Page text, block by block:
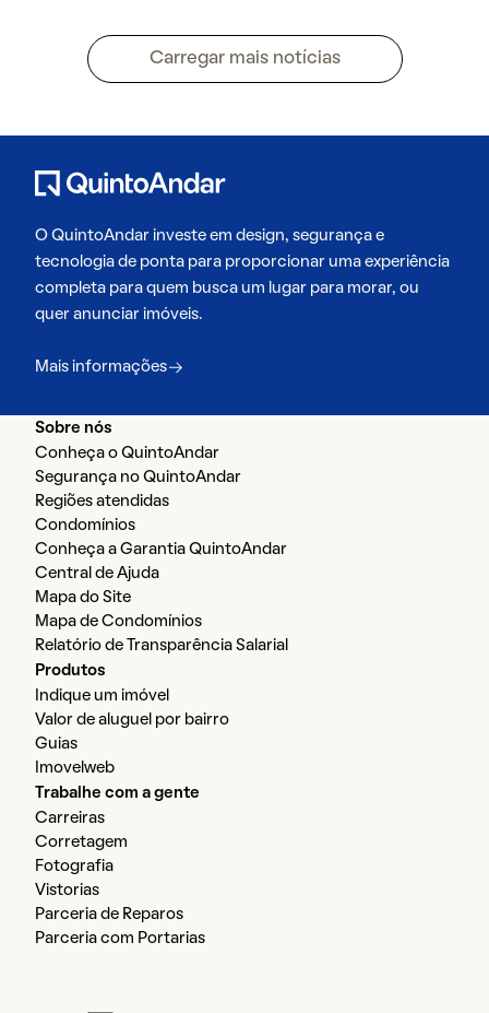
Carregar mais notícias
Sobre nós
Conheça o QuintoAndar
Segurança no QuintoAndar
Regiões atendidas
Condomínios
Conheça a Garantia QuintoAndar
Central de Ajuda
Mapa do Site
Mapa de Condomínios
Relatório de Transparência Salarial
Produtos
Indique um imóvel
Valor de aluguel por bairro
Guias
Imovelweb
Trabalhe com a gente
Carreiras
Corretagem
Fotografia
Vistorias
Parceria de Reparos
Parceria com Portarias
O QuintoAndar investe em design, segurança e
tecnologia de ponta para proporcionar uma experiência
completa para quem busca um lugar para morar, ou
quer anunciar imóveis.
Mais informações